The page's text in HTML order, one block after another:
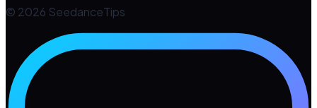
© 2026 SeedanceTips